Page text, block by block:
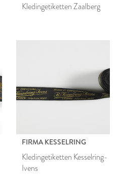
Kledingetiketten Zaalberg
FIRMA KESSELRING
Kledingetiketten Kesselring-
Ivens